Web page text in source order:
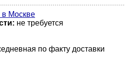
в Москве
не требуется
по факту доставки